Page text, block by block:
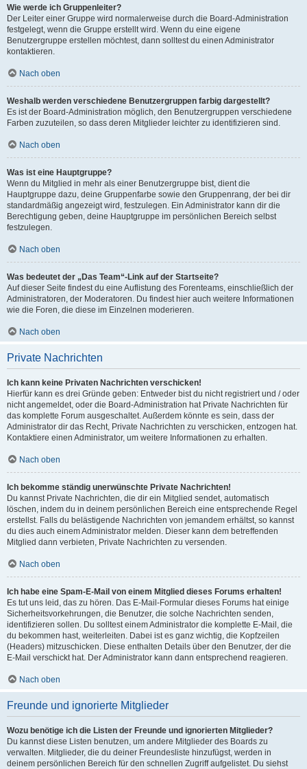
Wie werde ich Gruppenleiter?
Der Leiter einer Gruppe wird normalerweise durch die Board-Administration
festgelegt, wenn die Gruppe erstellt wird. Wenn du eine eigene
Benutzergruppe erstellen möchtest, dann solltest du einen Administrator
kontaktieren.
Nach oben
Weshalb werden verschiedene Benutzergruppen farbig dargestellt?
Es ist der Board-Administration möglich, den Benutzergruppen verschiedene
Farben zuzuteilen, so dass deren Mitglieder leichter zu identifizieren sind.
Nach oben
Was ist eine Hauptgruppe?
Wenn du Mitglied in mehr als einer Benutzergruppe bist, dient die
Hauptgruppe dazu, deine Gruppenfarbe sowie den Gruppenrang, der bei dir
standardmäßig angezeigt wird, festzulegen. Ein Administrator kann dir die
Berechtigung geben, deine Hauptgruppe im persönlichen Bereich selbst
festzulegen.
Nach oben
Was bedeutet der „Das Team“-Link auf der Startseite?
Auf dieser Seite findest du eine Auflistung des Forenteams, einschließlich der
Administratoren, der Moderatoren. Du findest hier auch weitere Informationen
wie die Foren, die diese im Einzelnen moderieren.
Nach oben
Private Nachrichten
Ich kann keine Privaten Nachrichten verschicken!
Hierfür kann es drei Gründe geben: Entweder bist du nicht registriert und / oder
nicht angemeldet, oder die Board-Administration hat Private Nachrichten für
das komplette Forum ausgeschaltet. Außerdem könnte es sein, dass der
Administrator dir das Recht, Private Nachrichten zu verschicken, entzogen hat.
Kontaktiere einen Administrator, um weitere Informationen zu erhalten.
Nach oben
Ich bekomme ständig unerwünschte Private Nachrichten!
Du kannst Private Nachrichten, die dir ein Mitglied sendet, automatisch
löschen, indem du in deinem persönlichen Bereich eine entsprechende Regel
erstellst. Falls du belästigende Nachrichten von jemandem erhältst, so kannst
du dies auch einem Administrator melden. Dieser kann dem betreffenden
Mitglied dann verbieten, Private Nachrichten zu versenden.
Nach oben
Ich habe eine Spam-E-Mail von einem Mitglied dieses Forums erhalten!
Es tut uns leid, das zu hören. Das E-Mail-Formular dieses Forums hat einige
Sicherheitsvorkehrungen, die Benutzer, die solche Nachrichten senden,
identifizieren sollen. Du solltest einem Administrator die komplette E-Mail, die
du bekommen hast, weiterleiten. Dabei ist es ganz wichtig, die Kopfzeilen
(Headers) mitzuschicken. Diese enthalten Details über den Benutzer, der die
E-Mail verschickt hat. Der Administrator kann dann entsprechend reagieren.
Nach oben
Freunde und ignorierte Mitglieder
Wozu benötige ich die Listen der Freunde und ignorierten Mitglieder?
Du kannst diese Listen benutzen, um andere Mitglieder des Boards zu
verwalten. Mitglieder, die du deiner Freundesliste hinzufügst, werden in
deinem persönlichen Bereich für den schnellen Zugriff aufgelistet. Du siehst